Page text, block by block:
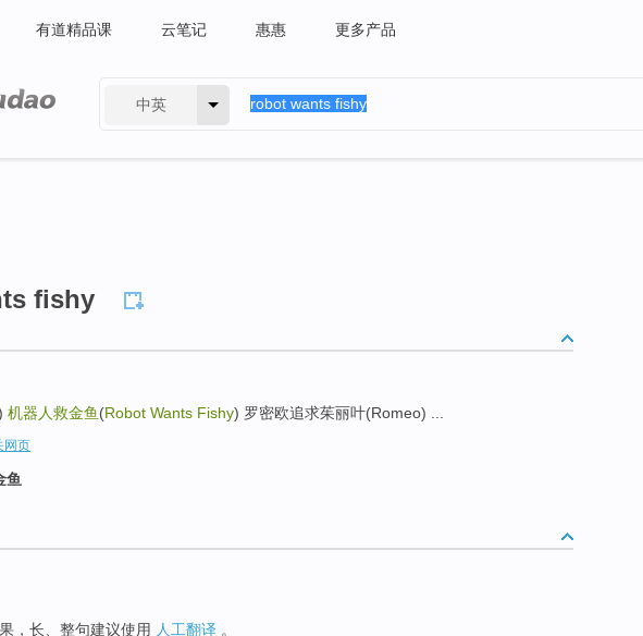
有道精品课 云笔记 惠惠 更多产品
中英
fishy
机器人救金鱼(Robot Wants Fishy) 罗密欧追求茱丽叶(Romeo) ...
网页
鱼
，长、整句建议使用 人工翻译 。